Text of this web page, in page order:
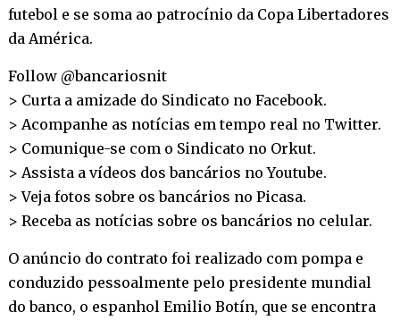
futebol e se soma ao patrocínio da Copa Libertadores
da América.
Follow @bancariosnit
> Curta a amizade do Sindicato no Facebook.
> Acompanhe as notícias em tempo real no Twitter.
> Comunique-se com o Sindicato no Orkut.
> Assista a vídeos dos bancários noYoutube.
> Veja fotos sobre os bancários no Picasa.
> Receba as notícias sobre os bancários no celular.
O anúncio do contrato foi realizado com pompa e
conduzido pessoalmente pelo presidente mundial
do banco, o espanhol Emilio Botín, que se encontra